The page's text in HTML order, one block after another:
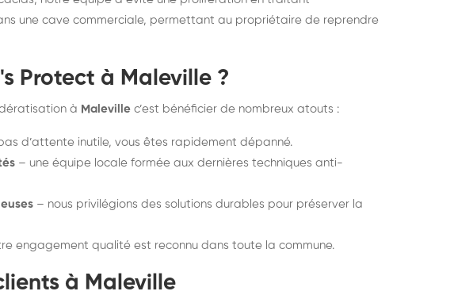
une cave commerciale, permettant au propriétaire de reprendre
Protect à Maleville ?
à Maleville c’est bénéficier de nombreux atouts :
d’attente inutile, vous êtes rapidement dépanné.
– une équipe locale formée aux dernières techniques anti-
– nous privilégions des solutions durables pour préserver la
engagement qualité est reconnu dans toute la commune.
à Maleville